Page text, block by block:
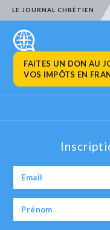
LE JOURNAL CHRÉTIEN
FAITES UN DON AU
VOS IMPÔTS EN